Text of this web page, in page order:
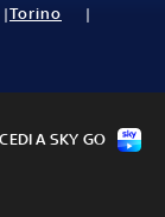
Torino
A SKY GO